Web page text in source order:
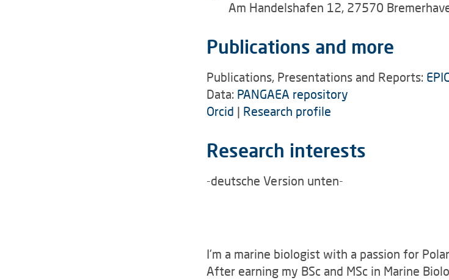
Am Handelshafen 12, 27570
Publications and more
Publications, Presentations and Reports:
Data: PANGAEA repository
Orcid | Research profile
Research interests
-deutsche Version unten-
I'm a marine biologist with a passion for
After earning my BSc and MSc in Marine